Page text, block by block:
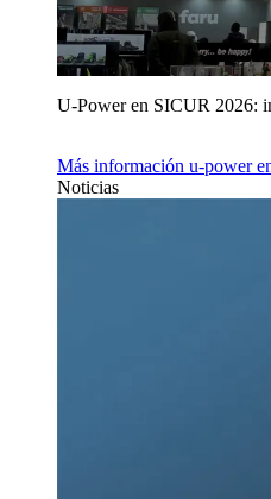
U‑Power en SICUR 2026:
Más información u‑power
Noticias